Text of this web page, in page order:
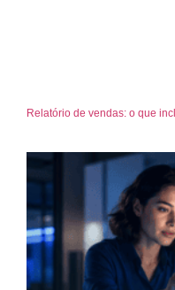
Relatório de vendas: o que